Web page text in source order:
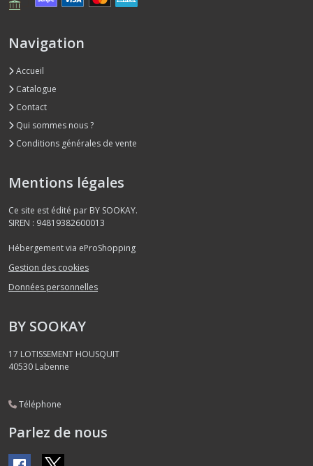
Navigation
Accueil
Catalogue
Contact
Qui sommes nous ?
Conditions générales de vente
Mentions légales
Ce site est édité par BY SOOKAY.
SIREN : 94819382600013
Hébergement via eProShopping
Gestion des cookies
Données personnelles
BY SOOKAY
17 LOTISSEMENT HOUSQUIT
40530 Labenne
Téléphone
Parlez de nous